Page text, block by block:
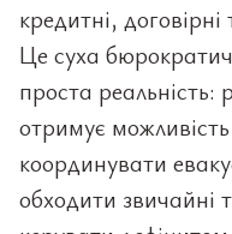
кредитні,
Це суха
проста реальність:
отримує
координувати
обходити звичайні